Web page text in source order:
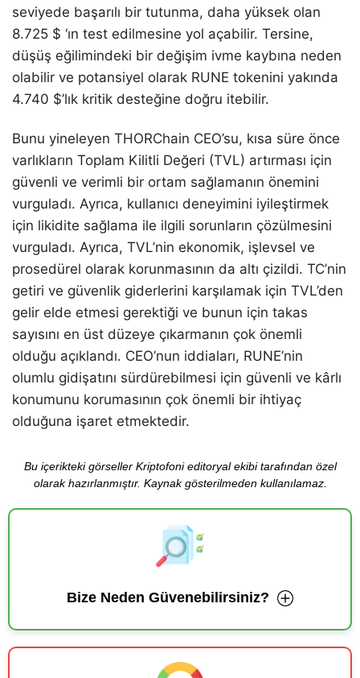
seviyede başarılı bir tutunma, daha yüksek olan
8.725 $ ‘ın test edilmesine yol açabilir. Tersine,
düşüş eğilimindeki bir değişim ivme kaybına neden
olabilir ve potansiyel olarak RUNE tokenini yakında
4.740 $’lık kritik desteğine doğru itebilir.
Bunu yineleyen THORChain CEO’su, kısa süre önce
varlıkların Toplam Kilitli Değeri (TVL) artırması için
güvenli ve verimli bir ortam sağlamanın önemini
vurguladı. Ayrıca, kullanıcı deneyimini iyileştirmek
için likidite sağlama ile ilgili sorunların çözülmesini
vurguladı. Ayrıca, TVL’nin ekonomik, işlevsel ve
prosedürel olarak korunmasının da altı çizildi. TC’nin
getiri ve güvenlik giderlerini karşılamak için TVL’den
gelir elde etmesi gerektiği ve bunun için takas
sayısını en üst düzeye çıkarmanın çok önemli
olduğu açıklandı. CEO’nun iddiaları, RUNE’nin
olumlu gidişatını sürdürebilmesi için güvenli ve kârlı
konumunu korumasının çok önemli bir ihtiyaç
olduğuna işaret etmektedir.
Bu içerikteki görseller Kriptofoni editoryal ekibi tarafından özel
olarak hazırlanmıştır. Kaynak gösterilmeden kullanılamaz.
Bize Neden Güvenebilirsiniz?